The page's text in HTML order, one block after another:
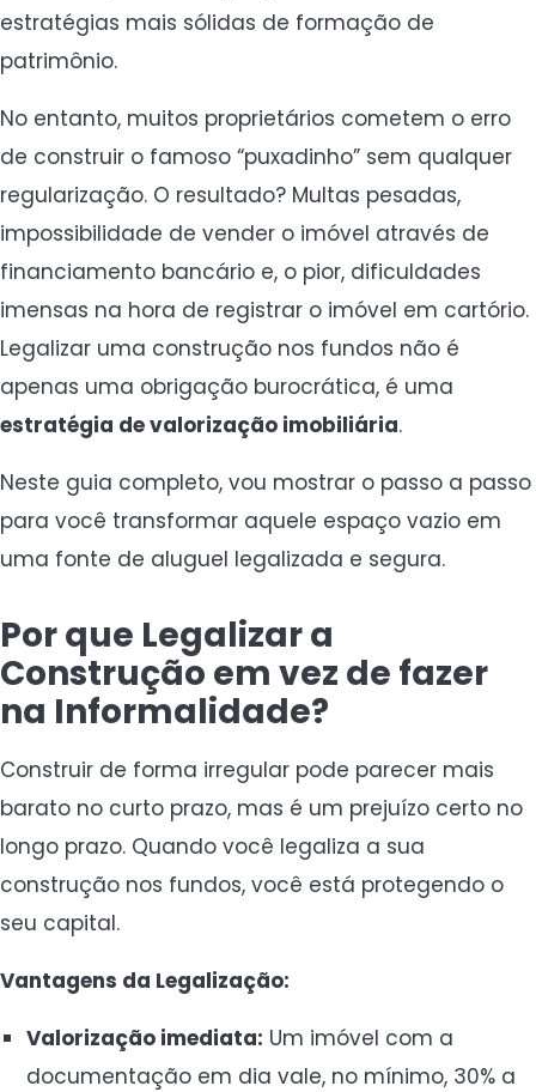
estratégias mais sólidas de formação de
patrimônio.
No entanto, muitos proprietários cometem o erro
de construir o famoso “puxadinho” sem qualquer
regularização. O resultado? Multas pesadas,
impossibilidade de vender o imóvel através de
financiamento bancário e, o pior, dificuldades
imensas na hora de registrar o imóvel em cartório.
Legalizar uma construção nos fundos não é
apenas uma obrigação burocrática, é uma
estratégia de valorização imobiliária.
Neste guia completo, vou mostrar o passo a passo
para você transformar aquele espaço vazio em
uma fonte de aluguel legalizada e segura.
Por que Legalizar a
Construção em vez de fazer
na Informalidade?
Construir de forma irregular pode parecer mais
barato no curto prazo, mas é um prejuízo certo no
longo prazo. Quando você legaliza a sua
construção nos fundos, você está protegendo o
seu capital.
Vantagens da Legalização:
Valorização imediata: Um imóvel com a
documentação em dia vale, no mínimo, 30% a